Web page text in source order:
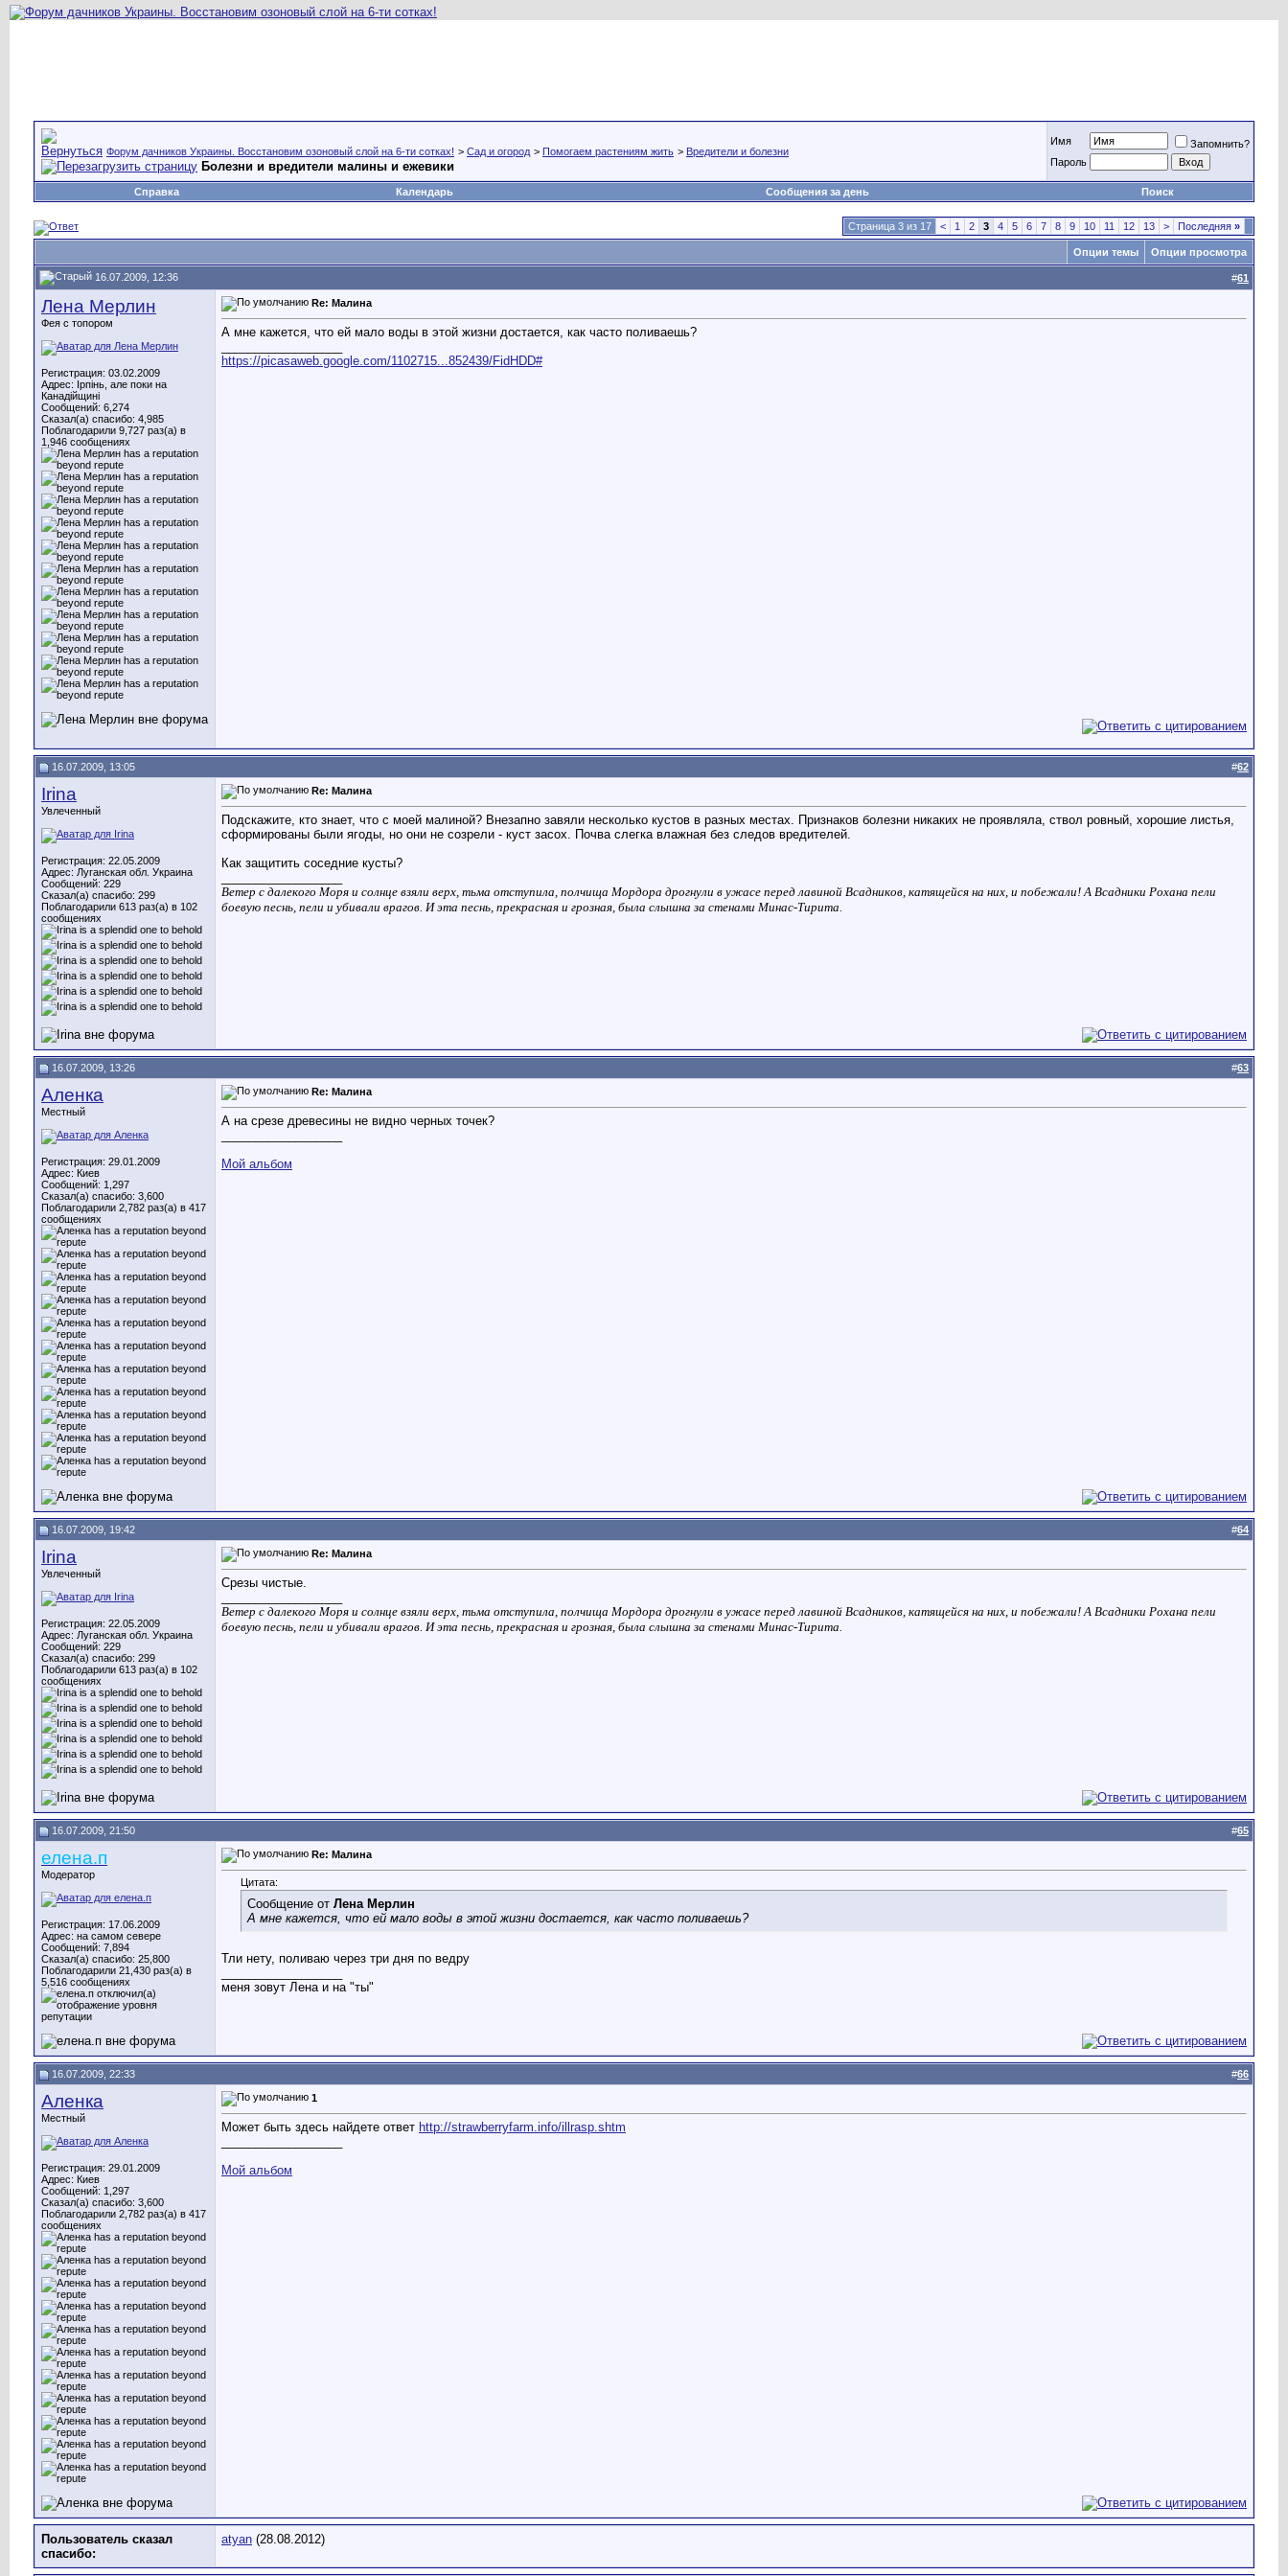
Форум дачников Украины. Восстановим озоновый слой на 6-ти сотках! > Сад и огород > Помогаем растениям жить > Вредители и болезни
Болезни и вредители малины и ежевики
Имя
Запомнить?
Пароль
Справка Календарь Сообщения за день Поиск
Страница 3 из 17 < 1 2 3 4 5 6 7 8 9 10 11 12 13 > Последняя »
Опции темы Опции просмотра
16.07.2009, 12:36 #61
Лена Мерлин
Фея с топором
Регистрация: 03.02.2009
Адрес: Ірпінь, але поки на
Канадійщині
Сообщений: 6,274
Сказал(а) спасибо: 4,985
Поблагодарили 9,727 раз(а) в
1,946 сообщениях
Re: Малина
А мне кажется, что ей мало воды в этой жизни достается, как часто поливаешь?
https://picasaweb.google.com/1102715...852439/FidHDD#
16.07.2009, 13:05 #62
Irina
Увлеченный
Регистрация: 22.05.2009
Адрес: Луганская обл. Украина
Сообщений: 229
Сказал(а) спасибо: 299
Поблагодарили 613 раз(а) в 102
сообщениях
Re: Малина
Подскажите, кто знает, что с моей малиной? Внезапно завяли несколько кустов в разных местах. Признаков болезни никаких не проявляла, ствол ровный, хорошие листья,
сформированы были ягоды, но они не созрели - куст засох. Почва слегка влажная без следов вредителей.
Как защитить соседние кусты?
Ветер с далекого Моря и солнце взяли верх, тьма отступила, полчища Мордора дрогнули в ужасе перед лавиной Всадников, катящейся на них, и побежали! А Всадники Рохана пели
боевую песнь, пели и убивали врагов. И эта песнь, прекрасная и грозная, была слышна за стенами Минас-Тирита.
16.07.2009, 13:26 #63
Аленка
Местный
Регистрация: 29.01.2009
Адрес: Киев
Сообщений: 1,297
Сказал(а) спасибо: 3,600
Поблагодарили 2,782 раз(а) в 417
сообщениях
Re: Малина
А на срезе древесины не видно черных точек?
Мой альбом
16.07.2009, 19:42 #64
Irina
Увлеченный
Регистрация: 22.05.2009
Адрес: Луганская обл. Украина
Сообщений: 229
Сказал(а) спасибо: 299
Поблагодарили 613 раз(а) в 102
сообщениях
Re: Малина
Срезы чистые.
Ветер с далекого Моря и солнце взяли верх, тьма отступила, полчища Мордора дрогнули в ужасе перед лавиной Всадников, катящейся на них, и побежали! А Всадники Рохана пели
боевую песнь, пели и убивали врагов. И эта песнь, прекрасная и грозная, была слышна за стенами Минас-Тирита.
16.07.2009, 21:50 #65
елена.п
Модератор
Регистрация: 17.06.2009
Адрес: на самом севере
Сообщений: 7,894
Сказал(а) спасибо: 25,800
Поблагодарили 21,430 раз(а) в
5,516 сообщениях
Re: Малина
Цитата:
Сообщение от Лена Мерлин
А мне кажется, что ей мало воды в этой жизни достается, как часто поливаешь?
Тли нету, поливаю через три дня по ведру
меня зовут Лена и на "ты"
16.07.2009, 22:33 #66
Аленка
Местный
Регистрация: 29.01.2009
Адрес: Киев
Сообщений: 1,297
Сказал(а) спасибо: 3,600
Поблагодарили 2,782 раз(а) в 417
сообщениях
1
Может быть здесь найдете ответ http://strawberryfarm.info/illrasp.shtm
Мой альбом
Пользователь сказал
cпасибо:
atyan (28.08.2012)